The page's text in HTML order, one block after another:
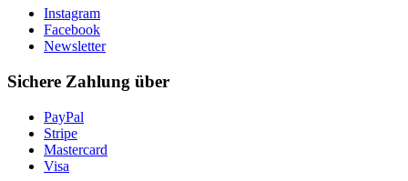
Instagram
Facebook
Newsletter
Sichere Zahlung über
PayPal
Stripe
Mastercard
Visa